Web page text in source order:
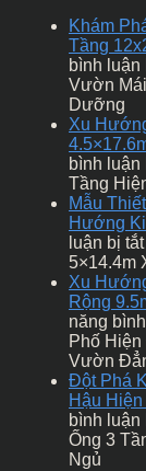
Khám
Tầng
bình luận
Vườn
Dưỡng
Xu
bình luận
Tầng
Mẫu
Hướng
luận bị tắt
5×14.4m
Xu
Rộng
năng
Phố
Vườn
Đột Phá
Hậu
bình luận
Ống 3
Ngủ